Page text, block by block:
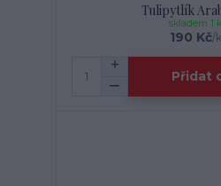
Tulipytlík
190 Kč/
skladem 1
Přidat